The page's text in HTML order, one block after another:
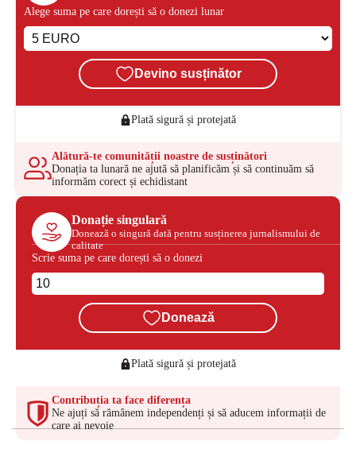
Alege suma pe care dorești să o donezi lunar
Devino susținător
Plată sigură și protejată
Alătură-te comunității noastre de susținători
Donația ta lunară ne ajută să planificăm și să continuăm să
informăm corect și echidistant
Donație singulară
Donează o singură dată pentru susținerea jurnalismului de
calitate
Scrie suma pe care dorești să o donezi
Donează
Plată sigură și protejată
Contribuția ta face diferența
Ne ajuți să rămânem independenți și să aducem informații de
care ai nevoie